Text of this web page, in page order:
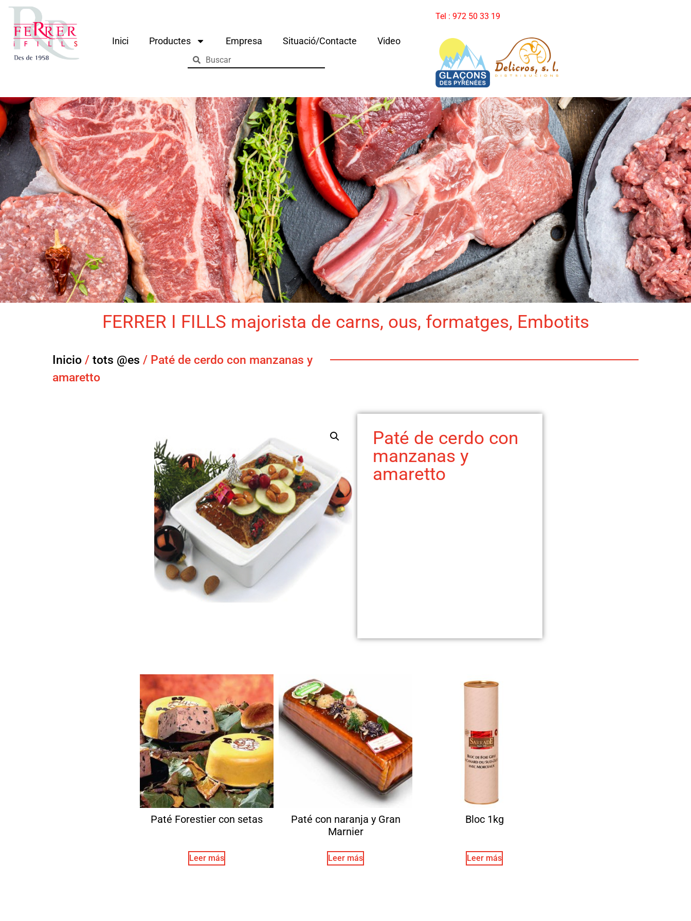
Inici Productes Empresa Situació/Contacte Video
Tel : 972 50 33 19
FERRER I FILLS majorista de carns, ous, formatges, Embotits
Inicio / tots @es / Paté de cerdo con manzanas y
amaretto
Paté de cerdo con
manzanas y
amaretto
Paté Forestier con setas
Leer más
Paté con naranja y Gran
Marnier
Leer más
Bloc 1kg
Leer más